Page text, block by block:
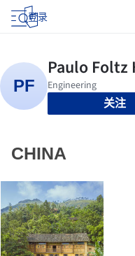
登录
关注
CHINA